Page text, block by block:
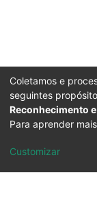
Coletamos e
seguintes
Reconhecimento
Para aprender
Customizar